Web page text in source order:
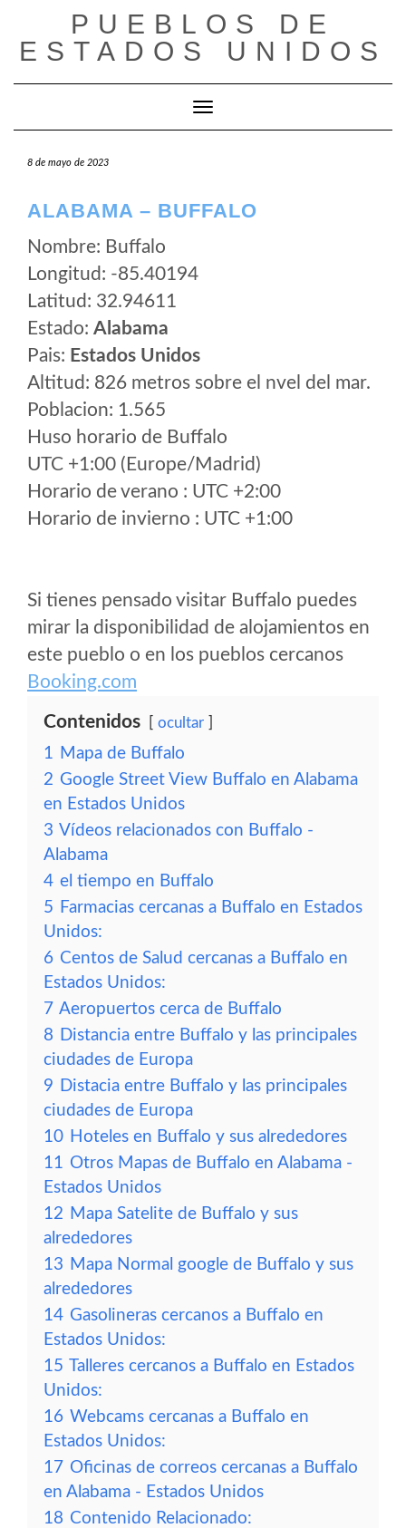
contenido
PUEBLOS DE
ESTADOS UNIDOS
Cambiar modo de navegación
8 de mayo de 2023
ALABAMA – BUFFALO
Nombre: Buffalo
Longitud: -85.40194
Latitud: 32.94611
Estado: Alabama
Pais: Estados Unidos
Altitud: 826 metros sobre el nvel del mar.
Poblacion: 1.565
Huso horario de Buffalo
UTC +1:00 (Europe/Madrid)
Horario de verano : UTC +2:00
Horario de invierno : UTC +1:00
Si tienes pensado visitar Buffalo puedes
mirar la disponibilidad de alojamientos en
este pueblo o en los pueblos cercanos
Booking.com
Contenidos ocultar
1 Mapa de Buffalo
2 Google Street View Buffalo en Alabama
en Estados Unidos
3 Vídeos relacionados con Buffalo -
Alabama
4 el tiempo en Buffalo
5 Farmacias cercanas a Buffalo en Estados
Unidos:
6 Centos de Salud cercanas a Buffalo en
Estados Unidos:
7 Aeropuertos cerca de Buffalo
8 Distancia entre Buffalo y las principales
ciudades de Europa
9 Distacia entre Buffalo y las principales
ciudades de Europa
10 Hoteles en Buffalo y sus alrededores
11 Otros Mapas de Buffalo en Alabama -
Estados Unidos
12 Mapa Satelite de Buffalo y sus
alrededores
13 Mapa Normal google de Buffalo y sus
alrededores
14 Gasolineras cercanos a Buffalo en
Estados Unidos:
15 Talleres cercanos a Buffalo en Estados
Unidos:
16 Webcams cercanas a Buffalo en
Estados Unidos:
17 Oficinas de correos cercanas a Buffalo
en Alabama - Estados Unidos
18 Contenido Relacionado: